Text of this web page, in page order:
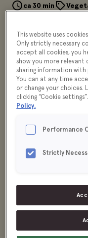
ca 30 min
This website uses
Only strictly necessary
accept all cookies, you
show you more relevant
sharing information with
You can at any time
or change your choices.
clicking “Cookie
Policy.
Performance
Strictly